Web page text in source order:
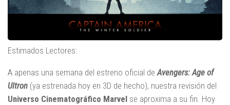
Estimados Lectores:
A apenas una semana del estreno oficial de Avengers: Age of
Ultron (ya estrenada hoy en 3D de hecho), nuestra revisión del
Universo Cinematográfico Marvel se aproxima a su fin. Hoy